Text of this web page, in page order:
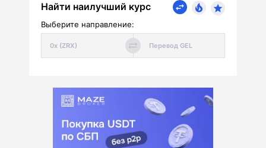
Найти наилучший курс
Выберите направление: